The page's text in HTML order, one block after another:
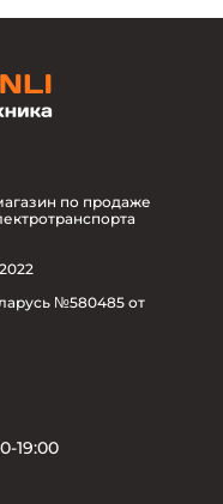
по продаже
№580485 от
19:00